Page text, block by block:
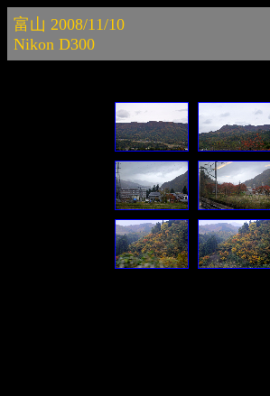
富山 2008/11/10
Nikon D300